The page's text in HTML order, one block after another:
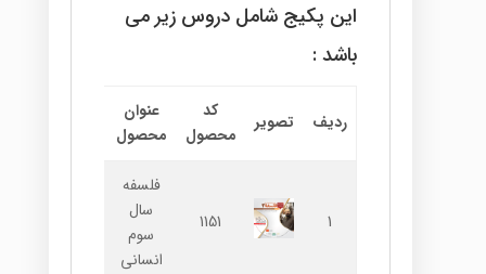
این پکیج شامل دروس زیر می
باشد :
ردیف تصویر
کد
محصول
عنوان
محصول
1
1151
فلسفه
سال
سوم
انسانی